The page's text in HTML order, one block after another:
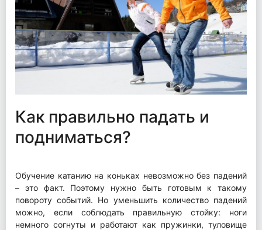
Как правильно падать и
подниматься?
Обучение катанию на коньках невозможно без падений
– это факт. Поэтому нужно быть готовым к такому
повороту событий. Но уменьшить количество падений
можно, если соблюдать правильную стойку: ноги
немного согнуты и работают как пружинки, туловище